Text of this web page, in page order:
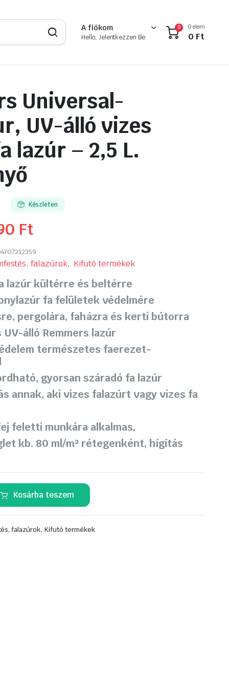
A fiókom
Hello, Jelentkezzen Be
0 0 elem
0 Ft
Universal-
UV-álló vizes
lazúr – 2,5 L.
Készleten
Ft
falazúrok, Kifutó termékek
lazúr kültérre és beltérre
fa felületek védelmére
pergolára, faházra és kerti bútorra
UV-álló Remmers lazúr
természetes faerezet-
gyorsan száradó fa lazúr
annak, aki vizes falazúrt vagy vizes fa
feletti munkára alkalmas,
kb. 80 ml/m² rétegenként, hígítás
Kosárba teszem
falazúrok, Kifutó termékek